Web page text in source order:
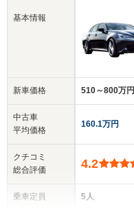
基本情報
新車価格
中古車
平均価格
クチコミ
総合評価
乗車定員
510～800万円
160.1万円
4.2
5人